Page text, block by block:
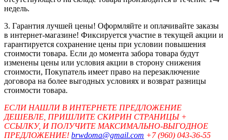
недель.
3. Гарантия лучшей цены! Оформляйте и оплачивайте заказы
в интернет-магазине! Фиксируется участие в текущей акции и
гарантируется сохранение цены при условии повышения
стоимости товара. Если до момента забора товара будут
изменены цены или условия акции в сторону снижения
стоимости, Покупатель имеет право на перезаключение
договора на более выгодных условиях и возврат разницы
стоимости товара.
ЕСЛИ НАШЛИ В ИНТЕРНЕТЕ ПРЕДЛОЖЕНИЕ
ДЕШЕВЛЕ, ПРИШЛИТЕ СКИРИН СТРАНИЦЫ +
ССЫЛКУ, И ПОЛУЧИТЕ МАКСИМАЛЬНО-ВЫГОДНОЕ
ПРЕДЛОЖЕНИЕ! brwdoma@gmail.com +7 (960) 043-36-55